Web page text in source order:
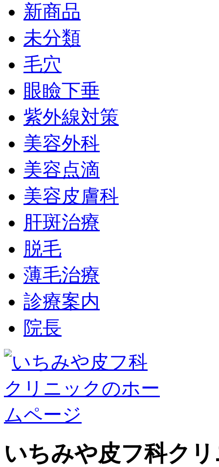
新商品
未分類
毛穴
眼瞼下垂
紫外線対策
美容外科
美容点滴
美容皮膚科
肝斑治療
脱毛
薄毛治療
診療案内
院長
いちみや皮フ科ク